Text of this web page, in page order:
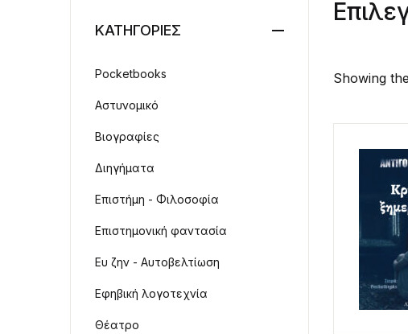
Showing
ΚΑΤΗΓΟΡΙΕΣ
Pocketbooks
Αστυνομικό
Βιογραφίες
Διηγήματα
Επιστήμη - Φιλοσοφία
Επιστημονική φαντασία
Ευ ζην - Αυτοβελτίωση
Εφηβική λογοτεχνία
Θέατρο